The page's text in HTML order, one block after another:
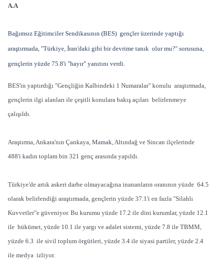
A.A
Bağımsız Eğitimciler Sendikasının (BES) gençler üzerinde yaptığı
araştırmada, "Türkiye, İran'daki gibi bir devrime tanık olur mu?" sorusuna,
gençlerin yüzde 75.8'i "hayır" yanıtını verdi.
BES'in yaptırdığı "Gençliğin Kalbindeki 1 Numaralar" konulu araştırmada,
gençlerin ilgi alanları ile çeşitli konulara bakış açıları belirlenmeye
çalışıldı.
Araştırma, Ankara'nın Çankaya, Mamak, Altındağ ve Sincan ilçelerinde
488'i kadın toplam bin 321 genç arasında yapıldı.
Türkiye'de artık askeri darbe olmayacağına inananların oranının yüzde 64.5
olarak belirlendiği araştırmada, gençlerin yüzde 37.1'i en fazla "Silahlı
Kuvvetler"e güveniyor. Bu kurumu yüzde 17.2 ile dini kurumlar, yüzde 12.1
ile hükümet, yüzde 10.1 ile yargı ve adalet sistemi, yüzde 7.8 ile TBMM,
yüzde 6.3 ile sivil toplum örgütleri, yüzde 3.4 ile siyasi partiler, yüzde 2.4
ile medya izliyor.